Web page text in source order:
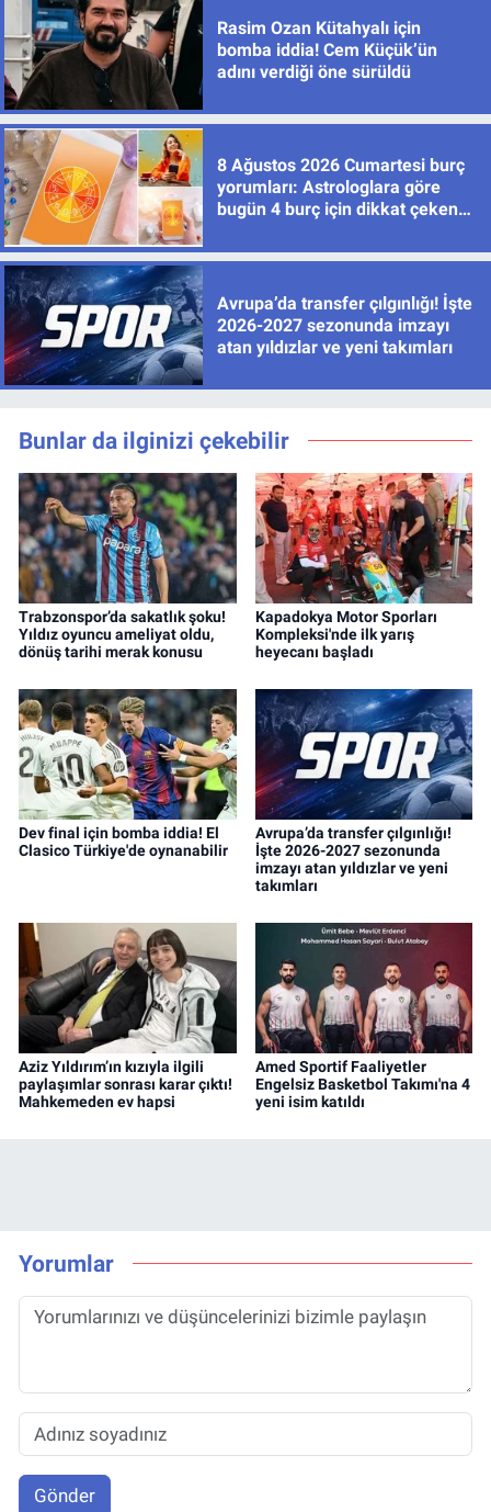
Rasim Ozan Kütahyalı için
bomba iddia! Cem Küçük’ün
adını verdiği öne sürüldü
8 Ağustos 2026 Cumartesi burç
yorumları: Astrologlara göre
bugün 4 burç için dikkat çeken
Avrupa’da transfer çılgınlığı! İşte
2026-2027 sezonunda imzayı
atan yıldızlar ve yeni takımları
Bunlar da ilginizi çekebilir
Trabzonspor’da sakatlık şoku!
Yıldız oyuncu ameliyat oldu,
dönüş tarihi merak konusu
Kapadokya Motor Sporları
Kompleksi'nde ilk yarış
heyecanı başladı
Dev final için bomba iddia! El
Clasico Türkiye'de oynanabilir
Avrupa’da transfer çılgınlığı!
İşte 2026-2027 sezonunda
imzayı atan yıldızlar ve yeni
takımları
Aziz Yıldırım’ın kızıyla ilgili
paylaşımlar sonrası karar çıktı!
Mahkemeden ev hapsi
Amed Sportif Faaliyetler
Engelsiz Basketbol Takımı'na 4
yeni isim katıldı
Yorumlar
Gönder